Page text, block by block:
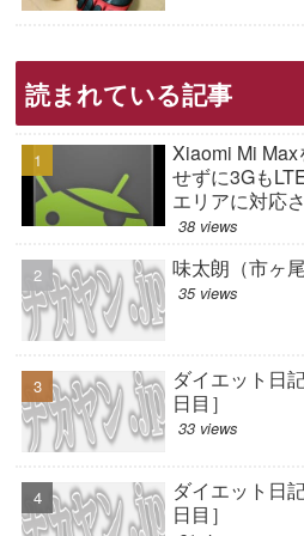
読まれている記事
Xiaomi Mi
せずに3Gも
エリアに対応
38 views
味太朗（市ヶ尾
35 views
ダイエット日
日目］
33 views
ダイエット日
日目］